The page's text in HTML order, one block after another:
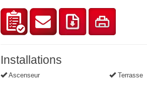
Installations
Ascenseur Terrasse